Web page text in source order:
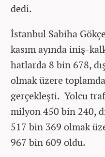
dedi.
İstanbul Sabiha
kasım ayında iniş-
hatlarda 8 bin 678,
olmak üzere
gerçekleşti. Yolcu
milyon 450 bin 240,
517 bin 369 olmak
967 bin 609 oldu.